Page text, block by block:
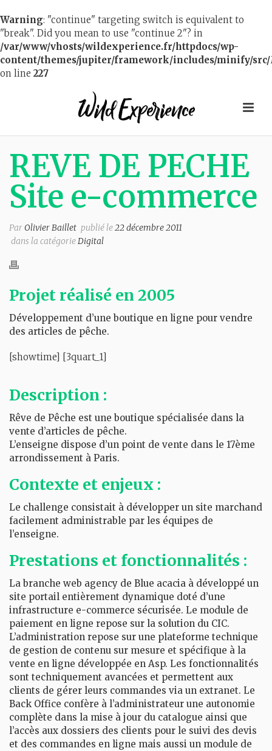
Warning: "continue" targeting switch is equivalent to
"break". Did you mean to use "continue 2"? in
/var/www/vhosts/wildexperience.fr/httpdocs/wp-
content/themes/jupiter/framework/includes/minify/
on line 227
REVE DE PECHE
Site e-commerce
Par Olivier Baillet publié le22 décembre 2011
dans la catégorieDigital
Projet réalisé en 2005
Développement d’une boutique en ligne pour vendre
des articles de pêche.
[showtime] [3quart_1]
Description :
Rêve de Pêche est une boutique spécialisée dans la
vente d’articles de pêche.
L’enseigne dispose d’un point de vente dans le 17ème
arrondissement à Paris.
Contexte et enjeux :
Le challenge consistait à développer un site marchand
facilement administrable par les équipes de
l’enseigne.
Prestations et fonctionnalités :
La branche web agency de Blue acacia à développé un
site portail entièrement dynamique doté d’une
infrastructure e-commerce sécurisée. Le module de
paiement en ligne repose sur la solution du CIC.
L’administration repose sur une plateforme technique
de gestion de contenu sur mesure et spécifique à la
vente en ligne développée en Asp. Les fonctionnalités
sont techniquement avancées et permettent aux
clients de gérer leurs commandes via un extranet. Le
Back Office confère à l’administrateur une autonomie
complète dans la mise à jour du catalogue ainsi que
l’accès aux dossiers des clients pour le suivi des devis
et des commandes en ligne mais aussi un module de